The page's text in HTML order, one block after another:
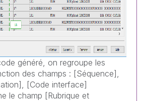
généré, on regroupe les
des champs : [Séquence],
[Code interface]
le champ [Rubrique et